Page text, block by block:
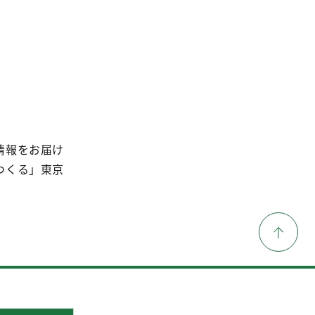
報をお届け
くる」東京